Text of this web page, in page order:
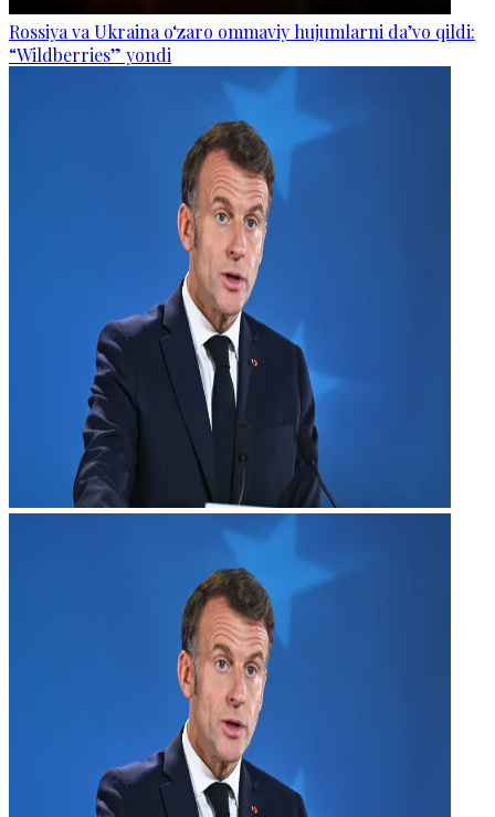
Rossiya va Ukraina o‘zaro ommaviy hujumlarni da’vo qildi:
“Wildberries” yondi